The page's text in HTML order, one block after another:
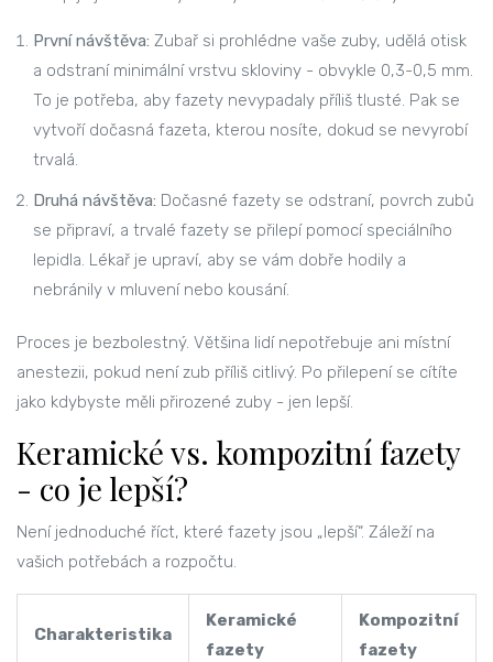
První návštěva: Zubař si prohlédne vaše zuby, udělá otisk
a odstraní minimální vrstvu skloviny - obvykle 0,3-0,5 mm.
To je potřeba, aby fazety nevypadaly příliš tlusté. Pak se
vytvoří dočasná fazeta, kterou nosíte, dokud se nevyrobí
trvalá.
Druhá návštěva: Dočasné fazety se odstraní, povrch zubů
se připraví, a trvalé fazety se přilepí pomocí speciálního
lepidla. Lékař je upraví, aby se vám dobře hodily a
nebránily v mluvení nebo kousání.
Proces je bezbolestný. Většina lidí nepotřebuje ani místní
anestezii, pokud není zub příliš citlivý. Po přilepení se cítíte
jako kdybyste měli přirozené zuby - jen lepší.
Keramické vs. kompozitní fazety
- co je lepší?
Není jednoduché říct, které fazety jsou „lepší“. Záleží na
vašich potřebách a rozpočtu.
Charakteristika
Keramické
fazety
Kompozitní
fazety